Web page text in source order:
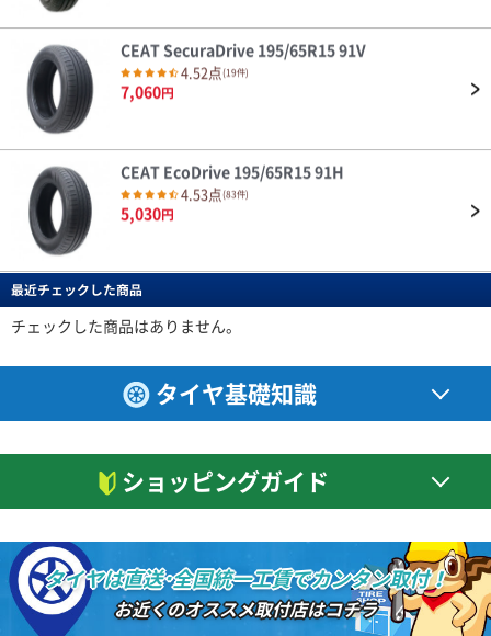
OTANI
オータニ
天然ゴム生産高No.1のタイで1964年に創業したブラン
を積極導入し、高品質なタイヤを世界120ヶ国以上で販
売しています。
総合評価：34件
新鋭タイヤブランドです。 2019年にドイツで設計され
た最初の製品をリリースして以来、最新の設備で製造さ
れる高品質な商品群は現地でも受け入れられ、西ヨーロ
総合評価：3件 4.61
シアット
1958年に設立されたCEAT（シアット）は、インドを代
表するタイヤブランドであり、RPGグループのフラッグ
シップカンパニーです。1983年にヨコハマタイヤと提
額15.7億ドルで20位となっており、販売網は世界110ヶ
国以上でワールドクラスの製品とサービスを提供してい
ます。
総合評価：155件 4.48
CEAT SecuraDrive 195/65R15 91V
4.52点(19件)
7,060円
CEAT EcoDrive 195/65R15 91H
4.53点(83件)
5,030円
DAVANTI ECOURA HP1 195/65R15 91H
4.40点
7,110円
NANKANG NA-1 195/65R15 91H
6,590円
最近チェックした商品
チェックした商品はありません。
タイヤ基礎知識
ショッピングガイド
タイヤは直送･全国統一工賃でカンタン取付！
お近くのオススメ取付店はコチラ
値段の割には、満足できるタイヤです。
(4.57点) r.y*******さん
ENVOY MOTIVA UHP 245/45R20 103Y XL
走行500キロ程度でのレビュー 以前のタイヤ RADAR Dimax R8+ ドライ性
能 全く問題なしです。 ウェット性能 未走行なので、★一つマイナスし
ました。 高速性能 制限速度＋αで走行しても全く問題無しです。 静粛性
以前のタイヤよりかなり静かに感じます。 高速道路でも、走行音が気
になることはありませんでした。 乗り心地 以前のタイヤより柔らかく感
じ、乗り心地は良くなったと感じます。 燃費性能、ライフについては、こ
れからなので こちらも★一つマイナスしました。 気になった点 ・他のレ
ビューでもありましたが、まだ馴染んでいないためか、 装着２日で約１
０％程、空気圧が低下しました。 再調整して様子を見たいと思います。
・ホイールウェイトがこれまでよりかなり多めに感じました。 取付条
件や個体差もあると思うので、こちらも今後の状態を見ていきたいです。
(4.50点)qqs*******さん
GOODYEAR EfficientGrip ECO EG02 175/65R15 84H
全般的に満足しています。以前より静かだし、乗り心地も良いです。転がり
抵抗は小さいと感じます。
(5.00点)かじっさん
ARMSTRONG BLU-TRAC PC 185/65R15 88H
車検が近く履き替えました。４ヶ月経ちましたが普通に乗るには問題無いの
(5.00点)
デラックスさん
RADAR Dimax ICE 205/60R16 96T XL ｽﾀｯﾄﾞﾚｽ
す。
(4.29点)mak*******さん
MINERVA ECOSPEED2 SUV 215/60R17 100V XL
購入から約1年装着した感想です。 車種はマツダMPV。 装着から約1.0万
キロ走っています。性能に問題が無くコスパから考えても優れたタイヤだと
思います。1点気になる点が燃費が少し悪くなったのかな？と感じます。空
気圧等で少しは燃費が良くなるのでしょうか。
(4.43点)hir*******さん
GOODYEAR EfficientGrip Comfort 195/45R17 81W